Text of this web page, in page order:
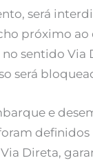
será
próximo
sentido Via
será
e
Direta,